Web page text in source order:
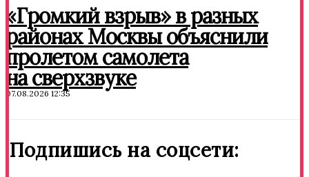
«Громкий взрыв» в разных
районах Москвы объяснили
пролетом самолета
на сверхзвуке
07.08.2026 12:35
Подпишись на соцсети: